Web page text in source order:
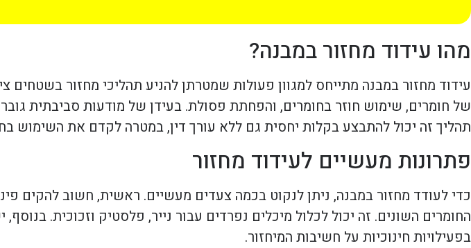
מהו עידוד מחזור במבנה?
עידוד מחזור במבנה מתייחס למגוון פעולות שמטרתן להניע תהליכי מחזור בשטחים
של חומרים, שימוש חוזר בחומרים, והפחתת פסולת. בעידן של מודעות סביבתית
תהליך זה יכול להתבצע בקלות יחסית גם ללא עורך דין, במטרה לקדם את השימוש
פתרונות מעשיים לעידוד מחזור
כדי לעודד מחזור במבנה, ניתן לנקוט בכמה צעדים מעשיים. ראשית, חשוב להקים
החומרים השונים. זה יכול לכלול מיכלים נפרדים עבור נייר, פלסטיק וזכוכית.
בפעילויות חינוכיות על חשיבות המיחזור.